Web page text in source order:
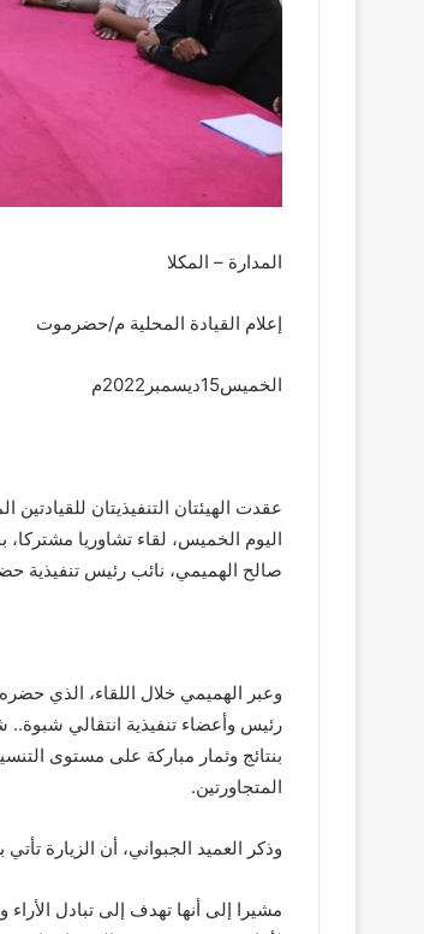
المدارة – المكلا
إعلام القيادة المحلية م/حضرموت
الخميس15ديسمبر2022م
عقدت الهيئتان التنفيذيتان
اليوم الخميس، لقاء تشاوريا
صالح الهميمي، نائب رئيس تنفيذية
وعبر الهميمي خلال اللقاء، الذي
رئيس وأعضاء تنفيذية انتقالي شبوة..
بنتائج وثمار مباركة على مستوى
المتجاورتين.
وذكر العميد الجبواني، أن الزيارة
مشيرا إلى أنها تهدف إلى تبادل الأراء